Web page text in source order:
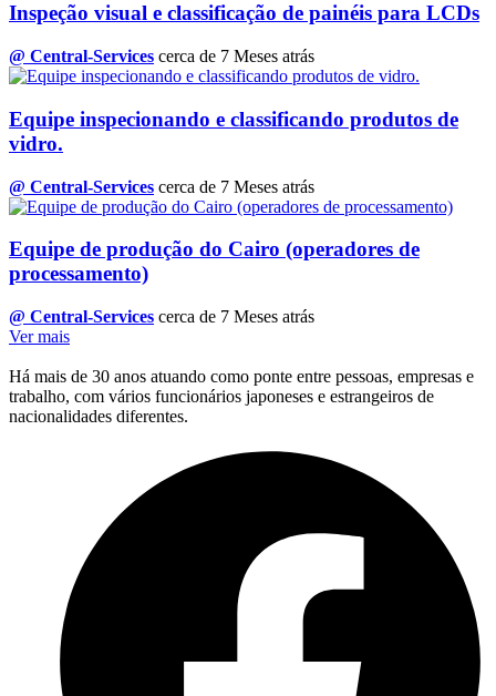
Inspeção visual e classificação de painéis para LCDs
@ Central-Services cerca de 7 Meses atrás
Equipe inspecionando e classificando produtos de
vidro.
@ Central-Services cerca de 7 Meses atrás
Equipe de produção do Cairo (operadores de
processamento)
@ Central-Services cerca de 7 Meses atrás
Ver mais
Há mais de 30 anos atuando como ponte entre pessoas, empresas e
trabalho, com vários funcionários japoneses e estrangeiros de
nacionalidades diferentes.